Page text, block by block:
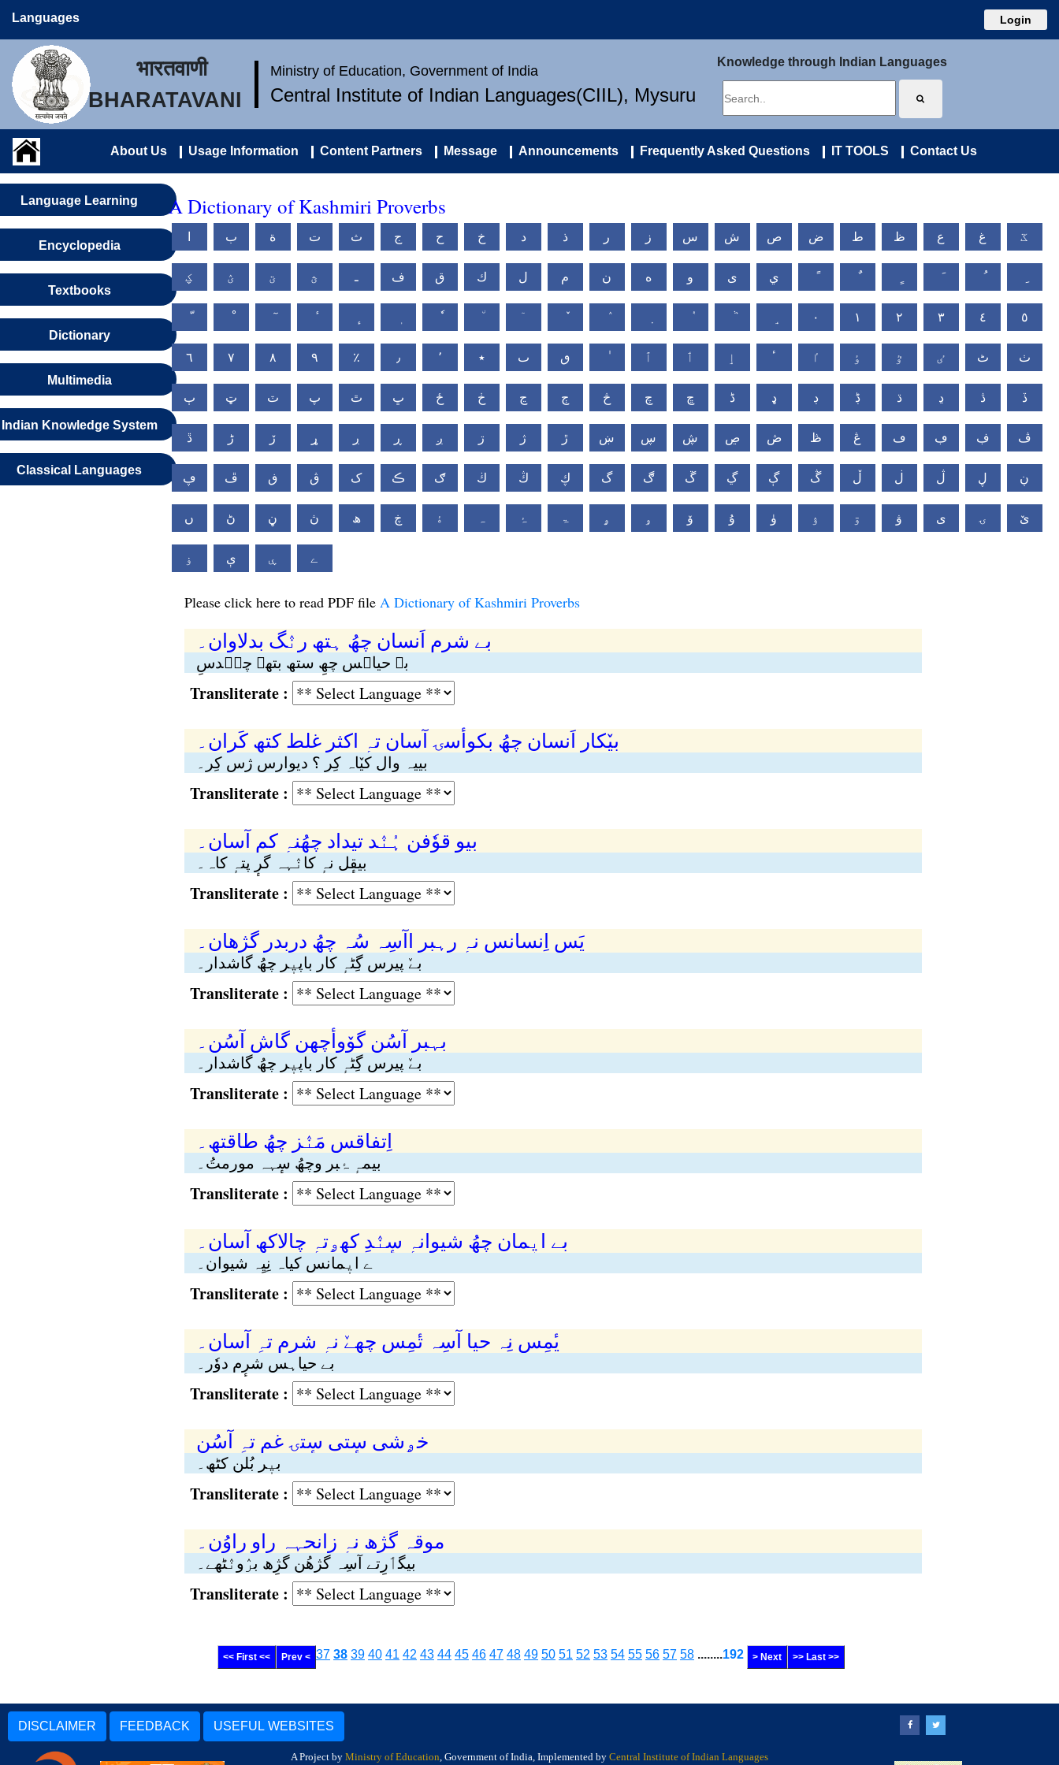
Languages Login
भारतवाणी
BHARATAVANI
Ministry of Education, Government of India
Central Institute of Indian Languages(CIIL), Mysuru
Knowledge through Indian Languages
About Us Usage Information Content Partners Message Announcements Frequently Asked Questions IT TOOLS Contact Us
Language Learning
Encyclopedia
Textbooks
Dictionary
Multimedia
Indian Knowledge System
Classical Languages
A Dictionary of Kashmiri Proverbs
ب ة ت ث ج ح خ د ذ ر ز س ش ص ض ط ظ ع غ ػ
ؼ ؽ ؾ ؿ ـ ف ق ك ل م ن ه و ى ي
٠ ١ ٢ ٣ ٤ ٥
٦ ٧ ٨ ٩ ٪ ٫ ٬ ٭ ٮ ٯ ٱ ٲ ٳ ٴ ٵ ٶ ٷ ٸ ٹ ٺ
ٻ ټ ٽ پ ٿ ڀ ځ ڂ ڃ ڄ څ چ ڇ ڈ ډ ڊ ڋ ڌ ڍ ڎ ڏ
ڐ ڑ ڒ ړ ڔ ڕ ږ ڗ ژ ڙ ښ ڛ ڜ ڝ ڞ ڟ ڠ ڡ ڢ ڣ ڤ
ڥ ڦ ڧ ڨ ک ڪ ګ ڬ ڭ ڮ گ ڰ ڱ ڲ ڳ ڴ ڵ ڶ ڷ ڸ ڹ
ں ڻ ڼ ڽ ھ ڿ ۀ ۂ ۃ ۄ ۅ ۆ ۇ ۈ ۉ ۊ ۋ ی ۍ ێ
ۏ ې ۑ ے
Please click here to read PDF file A Dictionary of Kashmiri Proverbs
بے شرم اَنسان چھُ ہتھ رنٛگ بدلاوان۔
بے حیاہس چھِ ستھ بتھۍ چنٛدسِ
Transliterate :
بیٚکار اَنسان چھُ بکوأسۍ آسان تہٕ اکثر غلط کتھٕ کَران۔
بییہ وال کیٚاہ کِر ؟ دیوارس ژس کِر۔
Transliterate :
بیو قوٗفن ہُنٛد تیداد چھُنہٕ کم آسان۔
بیقٕل نہٕ کانٛہہ گرٕ پتہٕ کاہ۔
Transliterate :
یَس اِنسانس نہٕ رہبر اآسِہ سُہ چھُ دربدر گژھان۔
بےٚ پیرس گِٹہٕ کار باپیٖر چھُ گاشدار۔
Transliterate :
بہبر آسُن گوٚوأچھن گاش آسُن۔
بےٚ پیرس گِٹہٕ کار باپیٖر چھُ گاشدار۔
Transliterate :
اِتفاقس مَنٛز چھُ طاقتھ۔
بیمہٕ ۂبر وچھُ سٕہہ مورمتُ۔
Transliterate :
بے ایٖمان چھُ شیوانہٕ سٕنٛدِ کھۄتہٕ چالاکھ آسان۔
ے ایٖمانس کیاہ نِیِہ شیوان۔
Transliterate :
یٔمِس نِہ حیا آسِہ تٔمِس چھےٚ نہٕ شرٕم تہِ آسان۔
بے حیاہس شرٕم دوٗر۔
Transliterate :
خۄشی سٕتی سٕتۍ غم تہِ آسُن
بیٖر بُلن کٹھ۔
Transliterate :
موقہ گژِھ نہٕ زانحہہ راوٕ راوُن۔
بیگٲرِتے آسِہ گژھُن گژِھ برٛونٛٹھے۔
Transliterate :
<< First << Prev < 37 38 39 40 41 42 43 44 45 46 47 48 49 50 51 52 53 54 55 56 57 58 ........192 > Next >> Last >>
DISCLAIMER FEEDBACK USEFUL WEBSITES
A Project by Ministry of Education, Government of India, Implemented by Central Institute of Indian Languages